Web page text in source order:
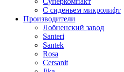
С сиденьем микролифт
Производители
Лобненский завод
Santeri
Santek
Rosa
Cersanit